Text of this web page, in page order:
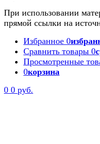
При использовании
прямой ссылки на
Избранное 0
Сравнить товары 0
Просмотренные
0корзина
0 0 руб.